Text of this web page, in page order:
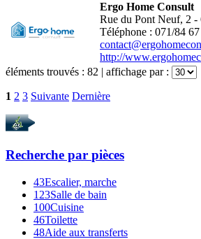
Ergo Home Consult
Rue du Pont Neuf, 2 -
Téléphone : 071/84
http://
éléments trouvés : 82 | affichage par :
1 2 3 Suivante Dernière
Recherche par pièces
43Escalier, marche
123Salle de bain
100Cuisine
46Toilette
48Aide aux transferts